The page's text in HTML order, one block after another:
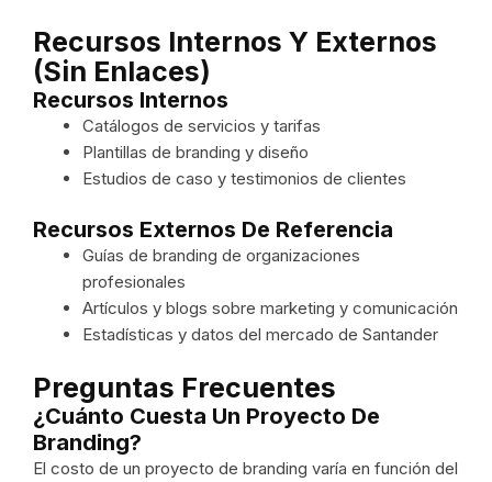
Recursos Internos Y Externos
(sin Enlaces)
Recursos Internos
Catálogos de servicios y tarifas
Plantillas de branding y diseño
Estudios de caso y testimonios de clientes
Recursos Externos De Referencia
Guías de branding de organizaciones
profesionales
Artículos y blogs sobre marketing y comunicación
Estadísticas y datos del mercado de Santander
Preguntas Frecuentes
¿Cuánto Cuesta Un Proyecto De
Branding?
El costo de un proyecto de branding varía en función del